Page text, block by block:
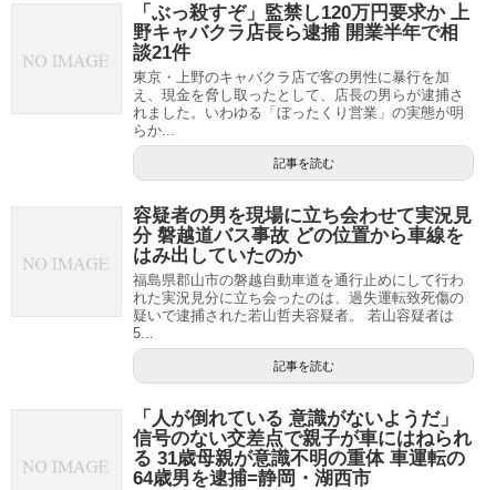
「ぶっ殺すぞ」監禁し120万円要求か 上
野キャバクラ店長ら逮捕 開業半年で相
談21件
東京・上野のキャバクラ店で客の男性に暴行を加
え、現金を脅し取ったとして、店長の男らが逮捕さ
れました。いわゆる「ぼったくり営業」の実態が明
らか...
記事を読む
容疑者の男を現場に立ち会わせて実況見
分 磐越道バス事故 どの位置から車線を
はみ出していたのか
福島県郡山市の磐越自動車道を通行止めにして行わ
れた実況見分に立ち会ったのは、過失運転致死傷の
疑いで逮捕された若山哲夫容疑者。 若山容疑者は
5...
記事を読む
「人が倒れている 意識がないようだ」
信号のない交差点で親子が車にはねられ
る 31歳母親が意識不明の重体 車運転の
64歳男を逮捕=静岡・湖西市